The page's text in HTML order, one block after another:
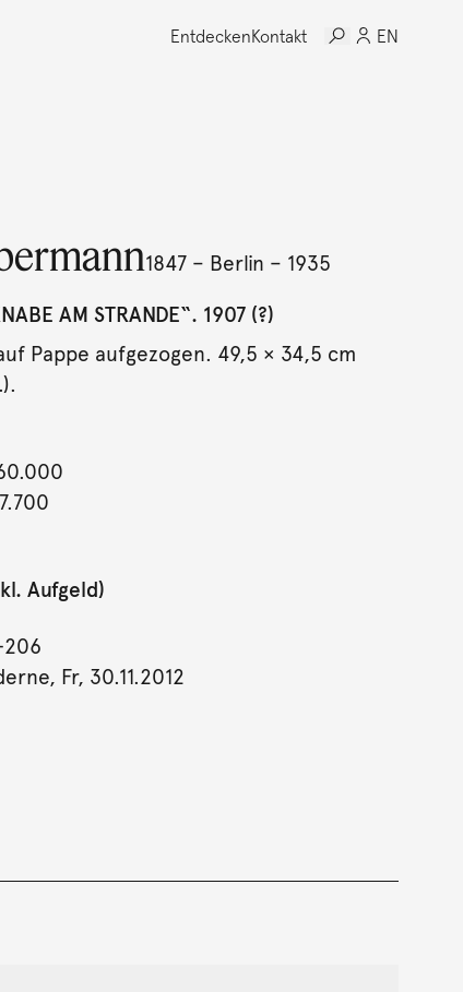
EntdeckenKontakt EN
1847 – Berlin – 1935
AM STRANDE“. 1907 (?)
Pappe aufgezogen. 49,5 × 34,5 cm
Aufgeld)
Fr, 30.11.2012